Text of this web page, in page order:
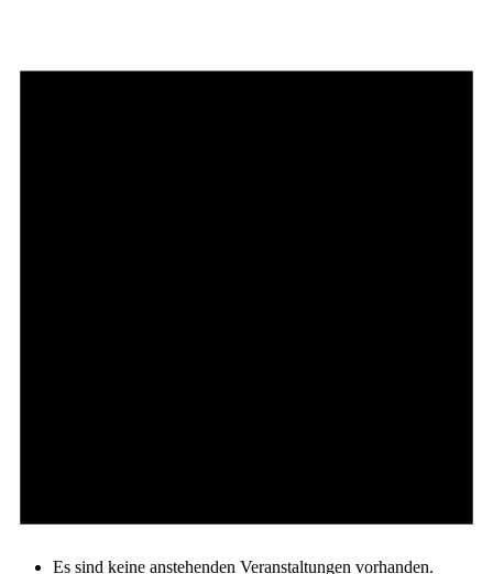
Es sind keine anstehenden Veranstaltungen vorhanden.